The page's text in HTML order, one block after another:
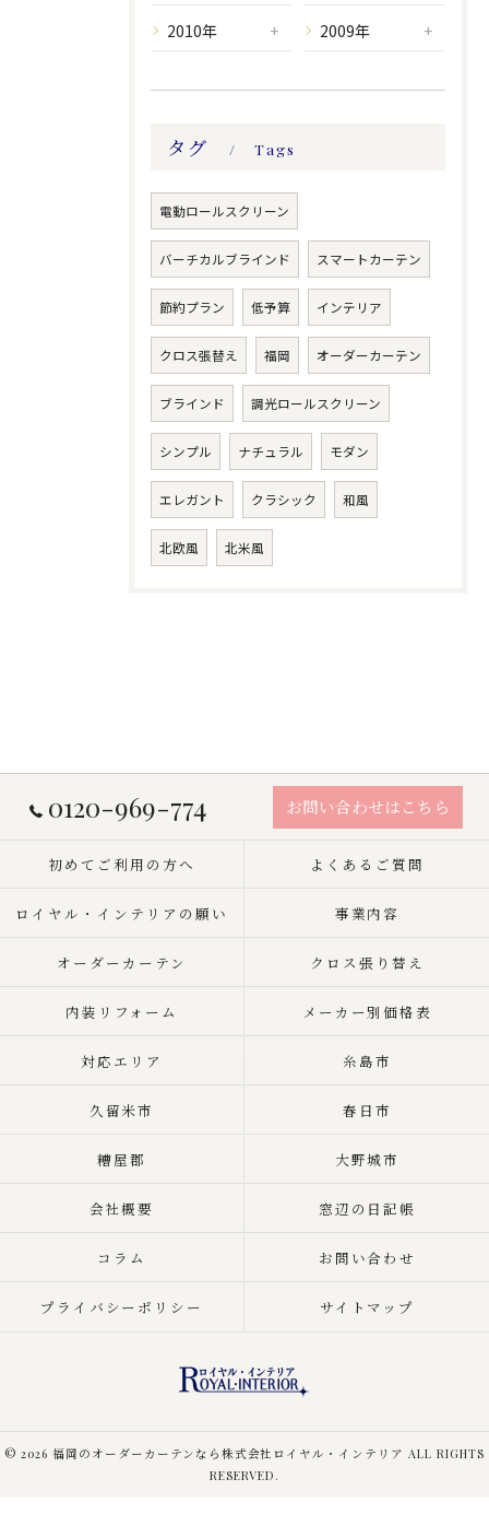
2010年 2009年
タグ Tags
電動ロールスクリーン
バーチカルブラインド スマートカーテン
節約プラン 低予算 インテリア
クロス張替え 福岡 オーダーカーテン
ブラインド 調光ロールスクリーン
シンプル ナチュラル モダン
エレガント クラシック 和風
北欧風 北米風
0120-969-774 お問い合わせはこちら
初めてご利用の方へ よくあるご質問
ロイヤル・インテリアの願い 事業内容
オーダーカーテン クロス張り替え
内装リフォーム メーカー別価格表
対応エリア 糸島市
久留米市 春日市
糟屋郡 大野城市
会社概要 窓辺の日記帳
コラム お問い合わせ
プライバシーポリシー サイトマップ
© 2026 福岡のオーダーカーテンなら株式会社ロイヤル・インテリア ALL RIGHTS
RESERVED.